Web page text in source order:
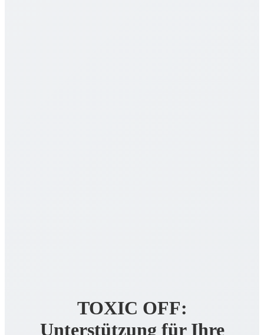
TOXIC OFF:
Unterstützung für Ihre